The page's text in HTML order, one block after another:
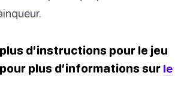
d’instructions pour le jeu
plus d’informations sur le